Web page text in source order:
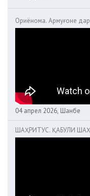
Ориёнома. Армуғоне
04 апрел 2026, Шанбе
ШАҲРИТУС. ҚАБУЛИ